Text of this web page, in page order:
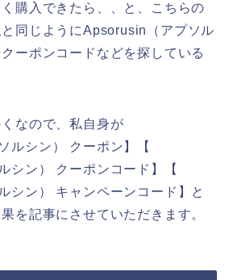
購入できたら、、と、こちらの
同じようにApsorusin（アプソル
ーポンコードなどを探している
なので、私自身が
ルシン） クーポン】【
シン） クーポンコード】【
シン） キャンペーンコード】と
を記事にさせていただきます。